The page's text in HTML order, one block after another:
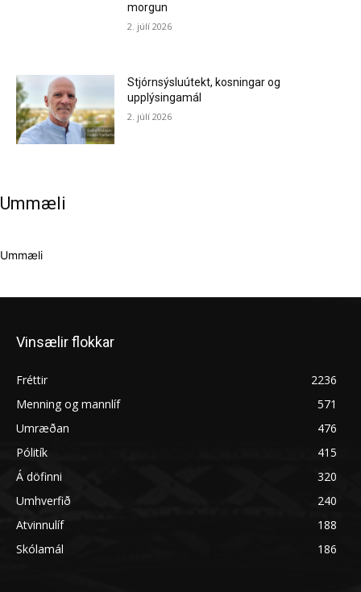
morgun
2. júlí 2026
Stjórnsýsluútekt, kosningar og
upplýsingamál
2. júlí 2026
Ummæli
Ummæli
Vinsælir flokkar
Fréttir
2236
Menning og mannlíf
571
Umræðan
476
Pólitík
415
Á döfinni
320
Umhverfið
240
Atvinnulíf
188
Skólamál
186